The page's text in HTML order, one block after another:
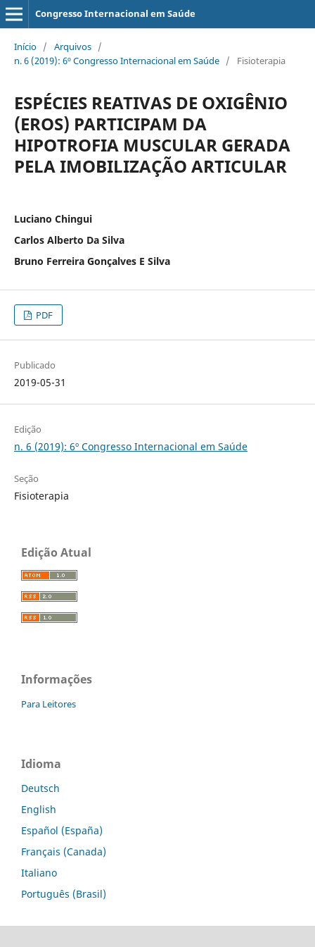
Congresso Internacional em Saúde
Início / Arquivos /
n. 6 (2019): 6º Congresso Internacional em Saúde / Fisioterapia
ESPÉCIES REATIVAS DE OXIGÊNIO
(EROS) PARTICIPAM DA
HIPOTROFIA MUSCULAR GERADA
PELA IMOBILIZAÇÃO ARTICULAR
Luciano Chingui
Carlos Alberto Da Silva
Bruno Ferreira Gonçalves E Silva
PDF
Publicado
2019-05-31
Edição
n. 6 (2019): 6º Congresso Internacional em Saúde
Seção
Fisioterapia
Edição Atual
Informações
Para Leitores
Idioma
Deutsch
English
Español (España)
Français (Canada)
Italiano
Português (Brasil)